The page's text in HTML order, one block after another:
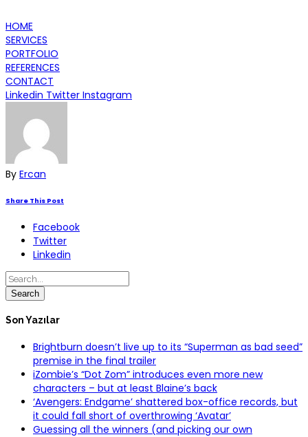
HOME
SERVICES
PORTFOLIO
REFERENCES
CONTACT
Linkedin Twitter Instagram
By Ercan
Share This Post
Facebook
Twitter
Linkedin
Son Yazılar
Brightburn doesn’t live up to its “Superman as bad seed”
premise in the final trailer
iZombie’s “Dot Zom” introduces even more new
characters – but at least Blaine’s back
‘Avengers: Endgame’ shattered box-office records, but
it could fall short of overthrowing ‘Avatar’
Guessing all the winners (and picking our own